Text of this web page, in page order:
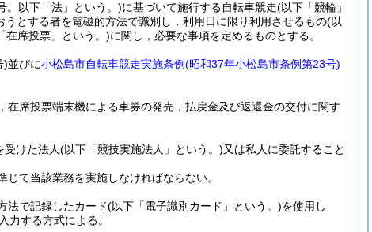
。以下「法」という。)に基づいて施行する自転車競走(以下「競輪」
とする者を電磁的方法で識別し，利用日に限り利用させるもの(以
在席投票」という。)に関し，必要な事項を定めるものとする。
)並びに小松島市自転車競走実施条例(昭和37年小松島市条例第23号)
席投票端末機による車券の発売，払戻金及び返還金の交付に関す
けた法人(以下「競技実施法人」という。)又は私人に委託すること
じて当該業務を実施しなければならない。
法で記録したカード(以下「電子識別カード」という。)を使用し
力する方式による。